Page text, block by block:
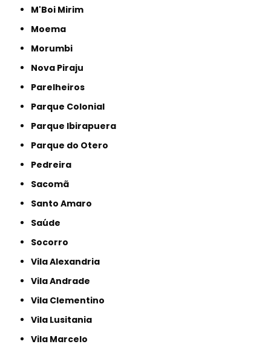
M'Boi Mirim
Moema
Morumbi
Nova Piraju
Parelheiros
Parque Colonial
Parque Ibirapuera
Parque do Otero
Pedreira
Sacomã
Santo Amaro
Saúde
Socorro
Vila Alexandria
Vila Andrade
Vila Clementino
Vila Lusitania
Vila Marcelo